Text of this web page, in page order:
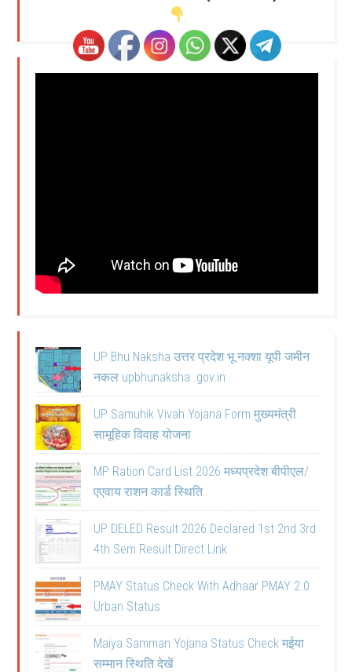
UP Bhu Naksha उत्तर प्रदेश भू नक्शा यूपी जमीन
नकल upbhunaksha .gov.in
UP Samuhik Vivah Yojana Form मुख्यमंत्री
सामूहिक विवाह योजना
MP Ration Card List 2026 मध्यप्रदेश बीपीएल/
एएवाय राशन कार्ड स्थिति
UP DELED Result 2026 Declared 1st 2nd 3rd
4th Sem Result Direct Link
PMAY Status Check With Adhaar PMAY 2.0
Urban Status
Maiya Samman Yojana Status Check मईया
सम्मान स्थिति देखें